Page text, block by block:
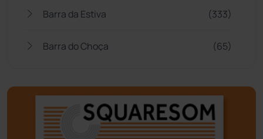
Barra da Estiva (333)
Barra do Choça (65)
Bom Jesus da Lapa (505)